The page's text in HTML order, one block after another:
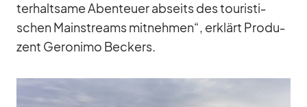
ter­halt­same Aben­teuer ab­seits des tou­ris­ti­
schen Main­streams mit­neh­men“, er­klärt Pro­du­
zent Ge­ro­nimo Be­ckers.